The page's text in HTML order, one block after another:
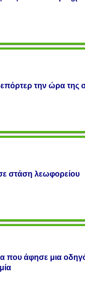
την ώρα της
στάση λεωφορείου
που άφησε μια